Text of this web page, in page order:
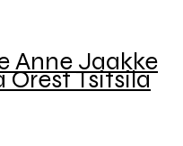
Anne Jaakke
Orest Tsitsila